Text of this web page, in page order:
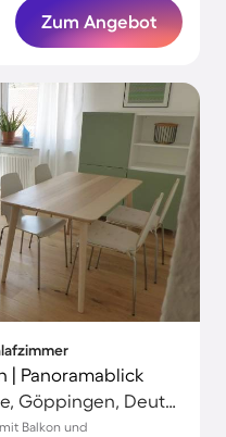
Zum Angebot
| Panoramablick
Geislingen an der Steige, Göppingen, Deutschland
Balkon und